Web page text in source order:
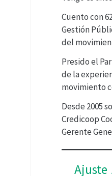
t
o
e
v
í
d
Cuento con
Gestión
del
Presido el
de la
movimiento
Desde 2005
Credicoop
Gerente
Ajuste